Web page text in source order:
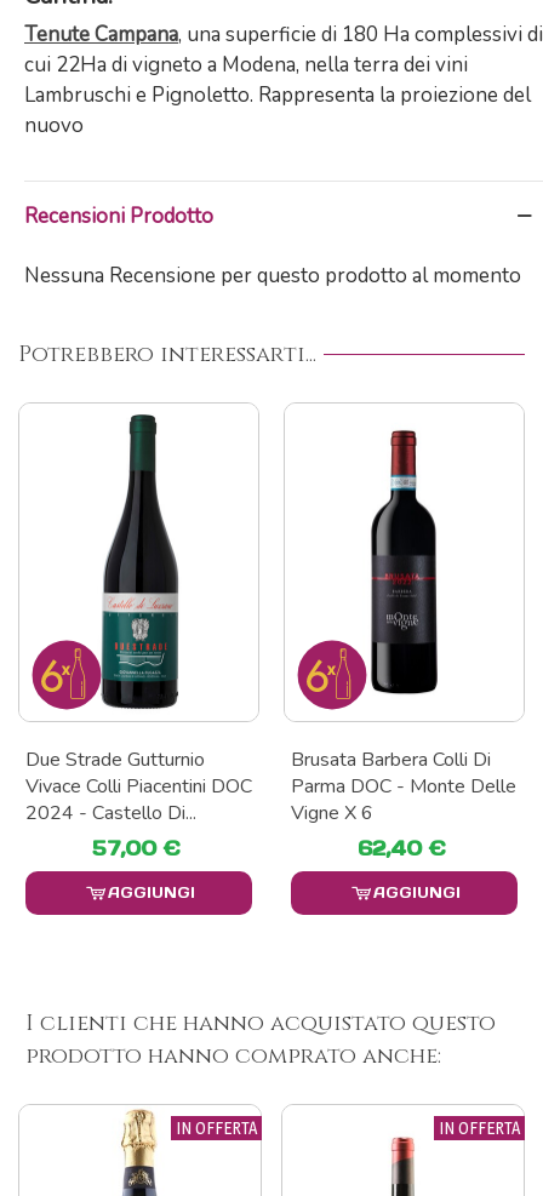
Tenute Campana, una superficie di 180 Ha complessivi di
cui 22Ha di vigneto a Modena, nella terra dei vini
Lambruschi e Pignoletto. Rappresenta la proiezione del
nuovo
Recensioni Prodotto
Nessuna Recensione per questo prodotto al momento
Potrebbero interessarti...
Due Strade Gutturnio
Vivace Colli Piacentini DOC
2024 - Castello Di...
57,00 €
AGGIUNGI
Brusata Barbera Colli Di
Parma DOC - Monte Delle
Vigne X 6
62,40 €
AGGIUNGI
I clienti che hanno acquistato questo
prodotto hanno comprato anche:
IN OFFERTA IN OFFERTA